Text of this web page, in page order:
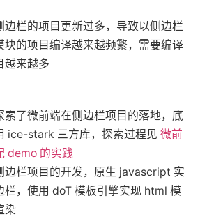
签
于
搜
边栏的项目更新过多，导致以侧边栏
块的项目编译越来越频繁，需要编译
越来越多
索了微前端在侧边栏项目的落地，底
ice-stark 三方库，探索过程见 微前
demo 的实践
边栏项目的开发，原生 javascript 实
栏，使用 doT 模板引擎实现 html 模
染